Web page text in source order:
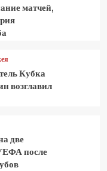
матчей,
Кубка
возглавил
две
после